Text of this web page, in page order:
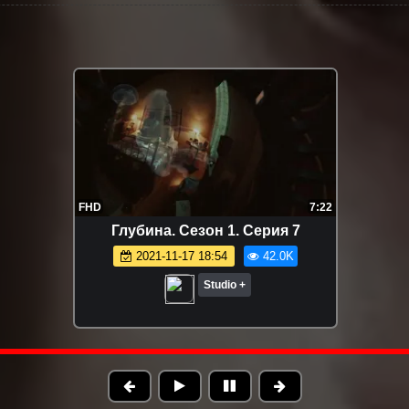
Мадам Голливуд. Сезон 1. Серия 4
2021-11-17 19:08
Studio +